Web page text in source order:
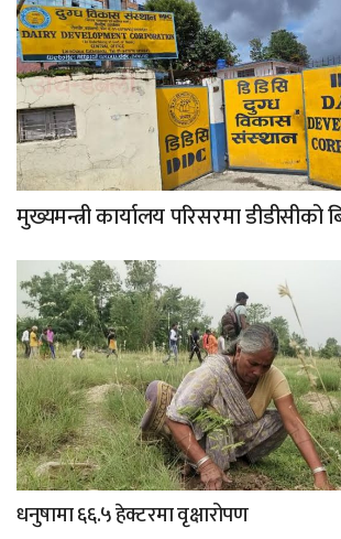
मुख्यमन्त्री कार्यालय परिसरमा डीडीसीको
धनुषामा ६६.५ हेक्टरमा वृक्षारोपण